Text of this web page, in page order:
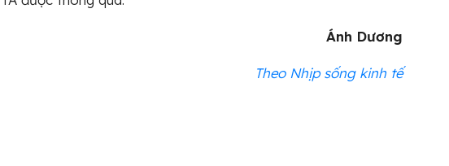
Ánh Dương
Theo Nhịp sống kinh tế